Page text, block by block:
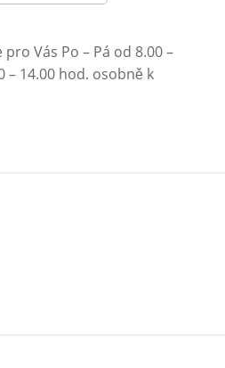
Vás Po – Pá od 8.00 –
– 14.00 hod. osobně k